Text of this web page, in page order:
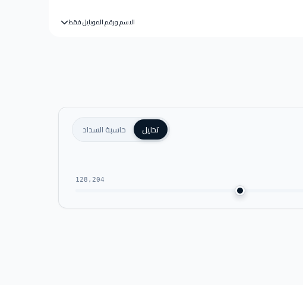
الاسم ورقم الموبايل فقط
تحليل حاسبة السداد
128,204